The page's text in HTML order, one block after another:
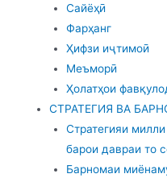
Сайёҳӣ
Фарҳанг
Ҳифзи иҷтимоӣ
Меъморӣ
Ҳолатҳои
СТРАТЕГИЯ ВА
Стратегияи
барои давраи то
Барномаи